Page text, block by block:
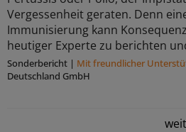
Vergessenheit geraten. Denn
Immunisierung kann
heutiger Experte zu berichten
Sonderbericht | Mit freundlicher
Deutschland GmbH